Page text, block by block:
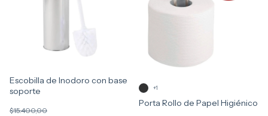
Escobilla de Inodoro con base
soporte
$15.400,00
Porta Rollo de Papel Higiénico
+1